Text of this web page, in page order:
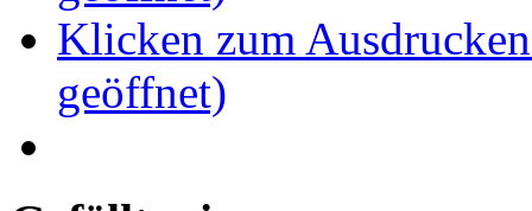
Klicken zum
geöffnet)